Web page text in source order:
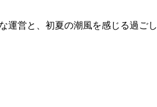
運営と、初夏の潮風を感じる過ごし